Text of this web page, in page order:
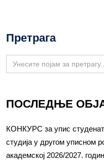
Претрага
Search
for:
ПОСЛЕДЊЕ
КОНКУРС за упис
студија у другом уписном
академској 2026/2027.